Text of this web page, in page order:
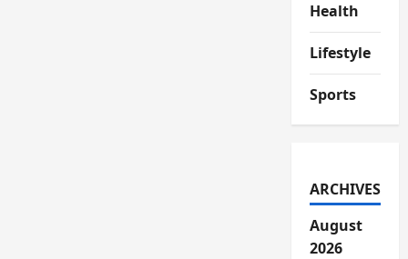
Health
Lifestyle
Sports
ARCHIVES
August
2026